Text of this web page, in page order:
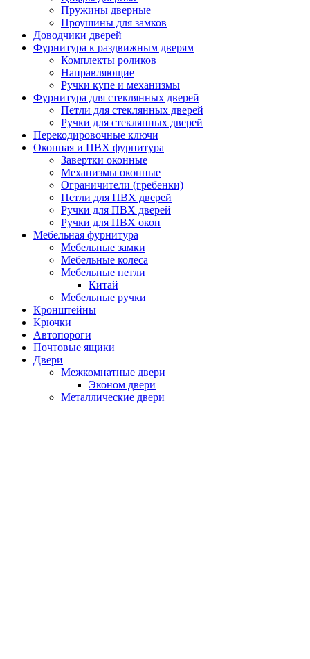
Пружины дверные
Проушины для замков
Доводчики дверей
Фурнитура к раздвижным дверям
Комплекты роликов
Направляющие
Ручки купе и механизмы
Фурнитура для стеклянных дверей
Петли для стеклянных дверей
Ручки для стеклянных дверей
Перекодировочные ключи
Оконная и ПВХ фурнитура
Завертки оконные
Механизмы оконные
Ограничители (гребенки)
Петли для ПВХ дверей
Ручки для ПВХ дверей
Ручки для ПВХ окон
Мебельная фурнитура
Мебельные замки
Мебельные колеса
Мебельные петли
Китай
Мебельные ручки
Кронштейны
Крючки
Автопороги
Почтовые ящики
Двери
Межкомнатные двери
Эконом двери
Металлические двери